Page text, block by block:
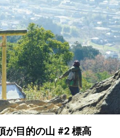
が目的の山 #2 標高